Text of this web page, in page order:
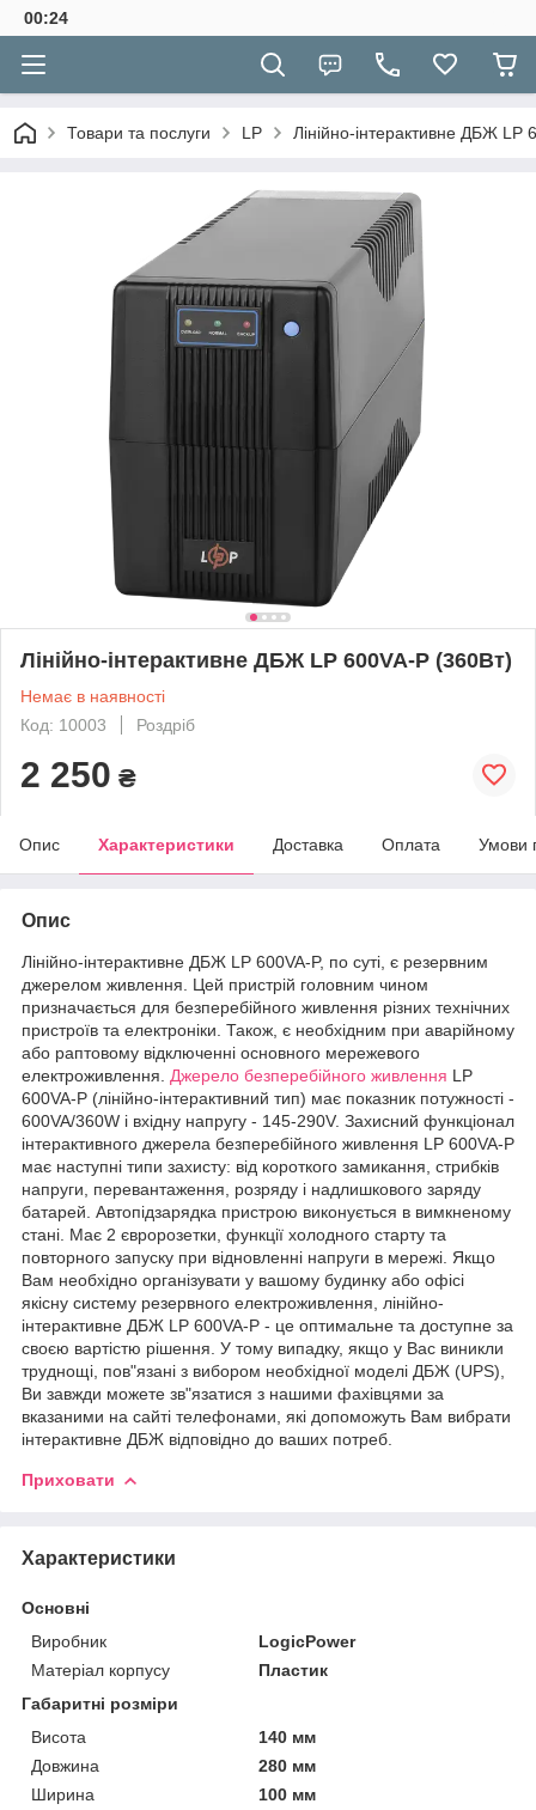
00:24
Товари та послуги LP Лінійно-інтерактивне ДБЖ LP
Лінійно-інтерактивне ДБЖ LP 600VA-P (360Вт)
Немає в наявності
Код: 10003
Роздріб
2 250 ₴
Опис Характеристики Доставка Оплата Умови
Опис
Лінійно-інтерактивне ДБЖ LP 600VA-P, по суті, є резервним
джерелом живлення. Цей пристрій головним чином
призначається для безперебійного живлення різних технічних
пристроїв та електроніки. Також, є необхідним при аварійному
або раптовому відключенні основного мережевого
електроживлення. Джерело безперебійного живлення LP
600VA-P (лінійно-інтерактивний тип) має показник потужності -
600VA/360W і вхідну напругу - 145-290V. Захисний функціонал
інтерактивного джерела безперебійного живлення LP 600VA-P
має наступні типи захисту: від короткого замикання, стрибків
напруги, перевантаження, розряду і надлишкового заряду
батарей. Автопідзарядка пристрою виконується в вимкненому
стані. Має 2 євророзетки, функції холодного старту та
повторного запуску при відновленні напруги в мережі. Якщо
Вам необхідно організувати у вашому будинку або офісі
якісну систему резервного електроживлення, лінійно-
інтерактивне ДБЖ LP 600VA-P - це оптимальне та доступне за
своєю вартістю рішення. У тому випадку, якщо у Вас виникли
труднощі, пов"язані з вибором необхідної моделі ДБЖ (UPS),
Ви завжди можете зв"язатися з нашими фахівцями за
вказаними на сайті телефонами, які допоможуть Вам вибрати
інтерактивне ДБЖ відповідно до ваших потреб.
Приховати
Характеристики
Основні
Виробник
LogicPower
Матеріал корпусу
Пластик
Габаритні розміри
Висота
140 мм
Довжина
280 мм
Ширина
100 мм